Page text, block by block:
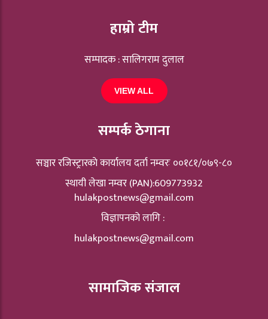
हाम्रो टीम
सम्पादक : सालिगराम दुलाल
VIEW ALL
सम्पर्क ठेगाना
सञ्चार रजिस्ट्रारकाे कार्यालय दर्ता नम्वरः ००१८१/०७९-८०
स्थायी लेखा नम्वर (PAN):609773932
hulakpostnews@gmail.com
विज्ञापनको लागि :
hulakpostnews@gmail.com
सामाजिक संजाल